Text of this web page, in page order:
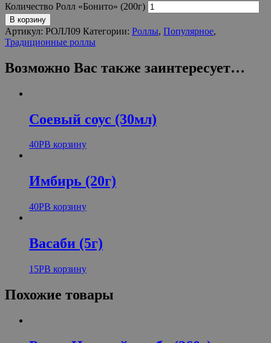
Количество Ролл «Бонито» (200г)
В корзину
Артикул: РОЛЛ09 Категории: Роллы, Популярное,
Традиционные роллы
Возможно Вас также заинтересует…
Соевый соус (30мл)
40РВ корзину
Имбирь (20г)
40РВ корзину
Васаби (5г)
15РВ корзину
Похожие товары